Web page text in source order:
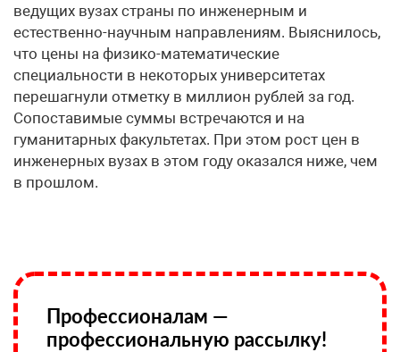
ведущих вузах страны по инженерным и
естественно-научным направлениям. Выяснилось,
что цены на физико-математические
специальности в некоторых университетах
перешагнули отметку в миллион рублей за год.
Сопоставимые суммы встречаются и на
гуманитарных факультетах. При этом рост цен в
инженерных вузах в этом году оказался ниже, чем
в прошлом.
Профессионалам —
профессиональную рассылку!